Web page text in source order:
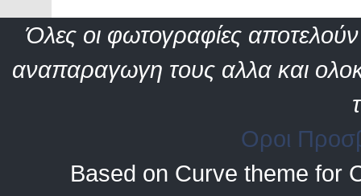
Όλες οι φωτογραφίες αποτελούν
αναπαραγωγη τους αλλα και
Οροι
Based on Curve theme for